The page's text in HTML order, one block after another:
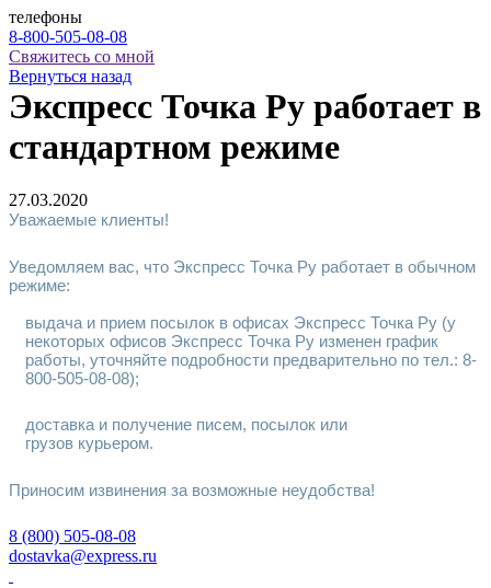
телефоны
8-800-505-08-08
Свяжитесь со мной
Вернуться назад
Экспресс Точка Ру работает в
стандартном режиме
27.03.2020
Уважаемые клиенты!
Уведомляем вас, что Экспресс Точка Ру работает в обычном
режиме:
выдача и прием посылок в офисах Экспресс Точка Ру (у
некоторых офисов Экспресс Точка Ру изменен график
работы, уточняйте подробности предварительно по тел.: 8-
800-505-08-08);
доставка и получение писем, посылок или
грузов курьером.
Приносим извинения за возможные неудобства!
8 (800) 505-08-08
dostavka@express.ru